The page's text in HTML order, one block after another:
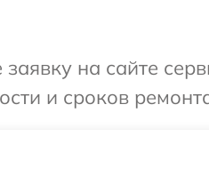
на сайте
и сроков